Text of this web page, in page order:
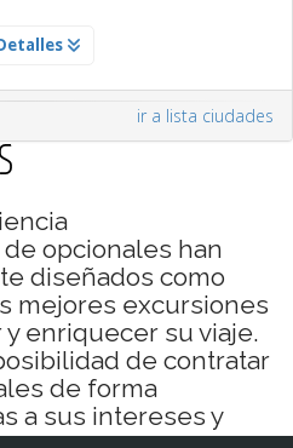
de Schonbrunn
del palacio y admire obras de
gabinetes. Traslado al
donde podrá disfrutar de un
la Residenz orquesta de Viena. El
dedicada al gran músico Mozart y
podrá escuchar un tenor y una
ir a lista ciudades
opcionales han
diseñados como
mejores excursiones
enriquecer su viaje.
de contratar
de forma
a sus intereses y